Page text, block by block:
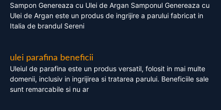
Sampon Genereaza cu Ulei de Argan Samponul Genereaza cu
Ulei de Argan este un produs de ingrijire a parului fabricat in
Italia de brandul Sereni
ulei parafina beneficii
Uleiul de parafina este un produs versatil, folosit in mai multe
domenii, inclusiv in ingrijirea si tratarea parului. Beneficiile sale
sunt remarcabile si nu ar